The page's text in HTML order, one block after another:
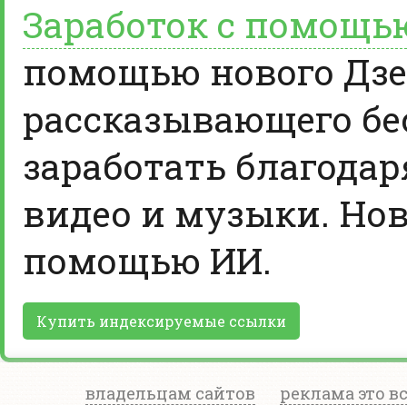
Заработок с
помощью нового
рассказывающего
заработать
видео и музыки.
помощью ИИ.
Купить индексируемые ссылки
владельцам сайтов реклама это